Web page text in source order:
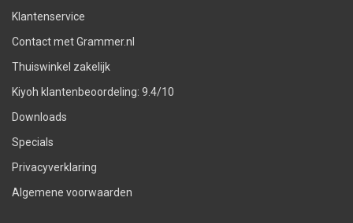
Klantenservice
Contact met Grammer.nl
Thuiswinkel zakelijk
Kiyoh klantenbeoordeling: 9.4/10
Downloads
Specials
Privacyverklaring
Algemene voorwaarden